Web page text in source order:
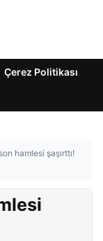
Çerez Politikası
hamlesi şaşırttı!